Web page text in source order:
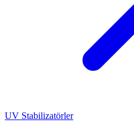
UV Stabilizatörler